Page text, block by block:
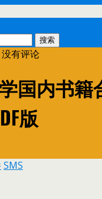
有评论
国内书籍
版
SMS